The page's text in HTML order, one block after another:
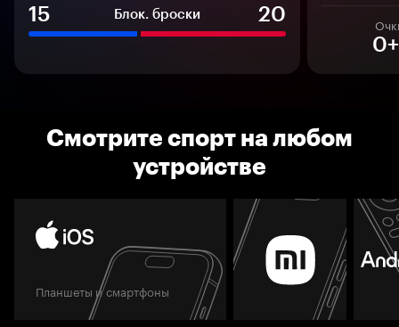
15
Блок. броски 20
Смотрите спорт на любом
устройстве
Планшеты и смартфоны